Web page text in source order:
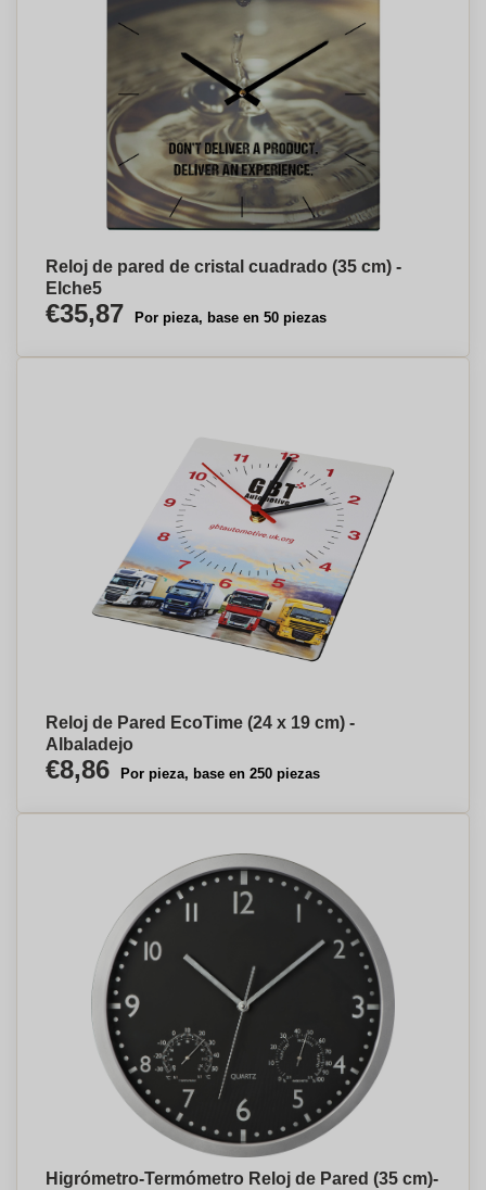
Reloj de pared de cristal cuadrado (35 cm) -
Elche⁠5
€35,87 Por pieza, base en 50 piezas
Reloj de Pared EcoTime (24 x 19 cm) -
Albaladejo
€8,86 Por pieza, base en 250 piezas
Higrómetro-Termómetro Reloj de Pared (35 cm)-